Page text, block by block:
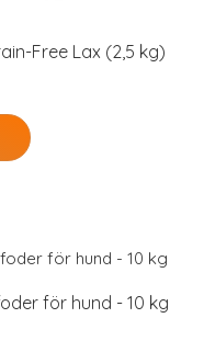
Free Lax (2,5 kg)
för hund - 10 kg